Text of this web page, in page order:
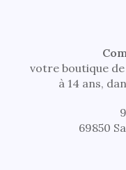
votre boutique
à 14 ans,
69850